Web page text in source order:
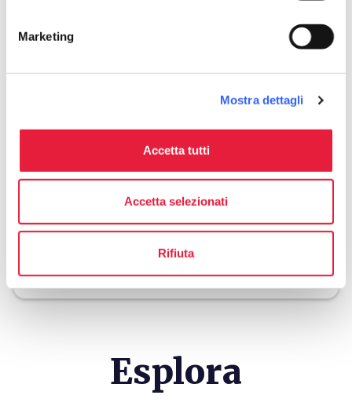
Marketing
Mostra dettagli
Accetta tutti
Accetta selezionati
Rifiuta
warning_amber
Presta attenzione a queste
Esplora